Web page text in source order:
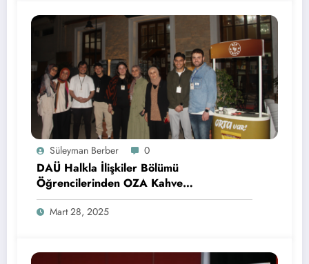
Süleyman Berber 0
DAÜ Halkla İlişkiler Bölümü
Öğrencilerinden OZA Kahve
Sponsorluğunda Lezzetli Bir Etkinlik
Mart 28, 2025